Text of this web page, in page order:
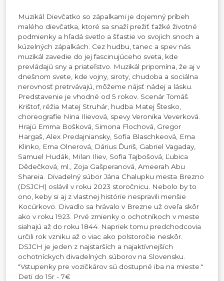
Muzikál Dievčatko so zápalkami je dojemný príbeh
malého dievčatka, ktoré sa snaží prežiť ťažké životné
podmienky a hľadá svetlo a šťastie vo svojich snoch a
kúzelných zápalkách. Cez hudbu, tanec a spev nás
muzikál zavedie do jej fascinujúceho sveta, kde
prevládajú sny a priateľstvo. Muzikál pripomína, že aj v
dnešnom svete, kde vojny, siroty, chudoba a sociálna
nerovnosť pretrvávajú, môžeme nájsť nádej a lásku.
Predstavenie je vhodné od 5 rokov. Scenár Tomáš
Krištof, réžia Matej Struhár, hudba Matej Štesko,
choreografie Nina Ilievová, spevy Veronika Veverková.
Hrajú Emma Bošková, Simona Flochová, Gregor
Hargaš, Alex Predajniansky, Sofia Blaschkeová, Ema
Klinko, Ema Olnerová, Dárius Ďuriš, Gabriel Vagaday,
Samuel Hudák, Milan Iliev, Sofia Tajbošová, Ľubica
Dědečková, ml., Zoja Gašperanová, Ameerah Abu
Shareia. Divadelný súbor Jána Chalupku mesta Brezno
(DSJCH) oslávil v roku 2023 storočnicu. Nebolo by to
ono, keby si aj z vlastnej histórie nespravili menšie
Kocúrkovo. Divadlo sa hrávalo v Brezne už oveľa skôr
ako v roku 1923. Prvé zmienky o ochotníkoch v meste
siahajú až do roku 1844. Napriek tomu predchodcovia
určili rok vzniku až o viac ako polstoročie neskôr.
DSJCH je jeden z najstarších a najaktívnejších
ochotníckych divadelných súborov na Slovensku.
"Vstupenky pre vozičkárov sú dostupné iba na mieste."
Deti do 15r - 7€